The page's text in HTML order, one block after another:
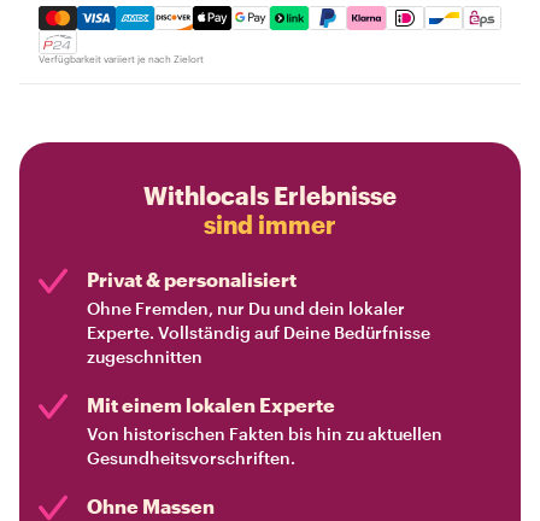
Mastercard, Visa, Amex, Discover, Apple Pay, Google
Verfügbarkeit variiert je nach Zielort
Withlocals Erlebnisse
sind immer
Privat & personalisiert
Ohne Fremden, nur Du und dein lokaler
Experte. Vollständig auf Deine Bedürfnisse
zugeschnitten
Mit einem lokalen Experte
Von historischen Fakten bis hin zu aktuellen
Gesundheitsvorschriften.
Ohne Massen